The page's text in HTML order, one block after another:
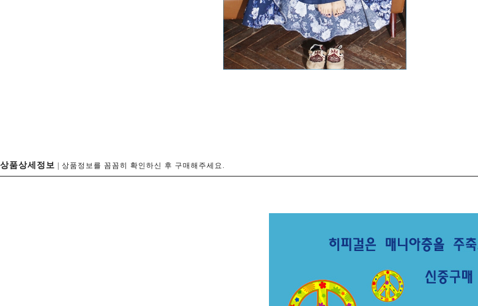
상품상세정보 | 상품정보를 꼼꼼히 확인하신 후 구매해주세요.